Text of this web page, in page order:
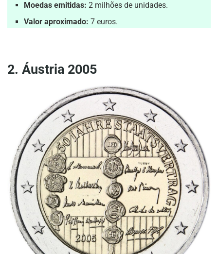
Moedas emitidas: 2 milhões de unidades.
Valor aproximado: 7 euros.
2. Áustria 2005